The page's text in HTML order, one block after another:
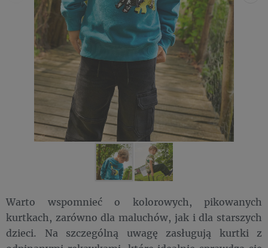
Warto wspomnieć o kolorowych, pikowanych
kurtkach, zarówno dla maluchów, jak i dla starszych
dzieci. Na szczególną uwagę zasługują kurtki z